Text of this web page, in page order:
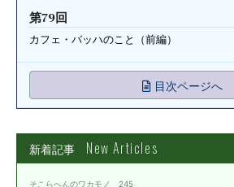
第79回
カフェ・バッハのこと（前編）
目次ページへ
新着記事 New Articles
そこらへんのワカモノ 245